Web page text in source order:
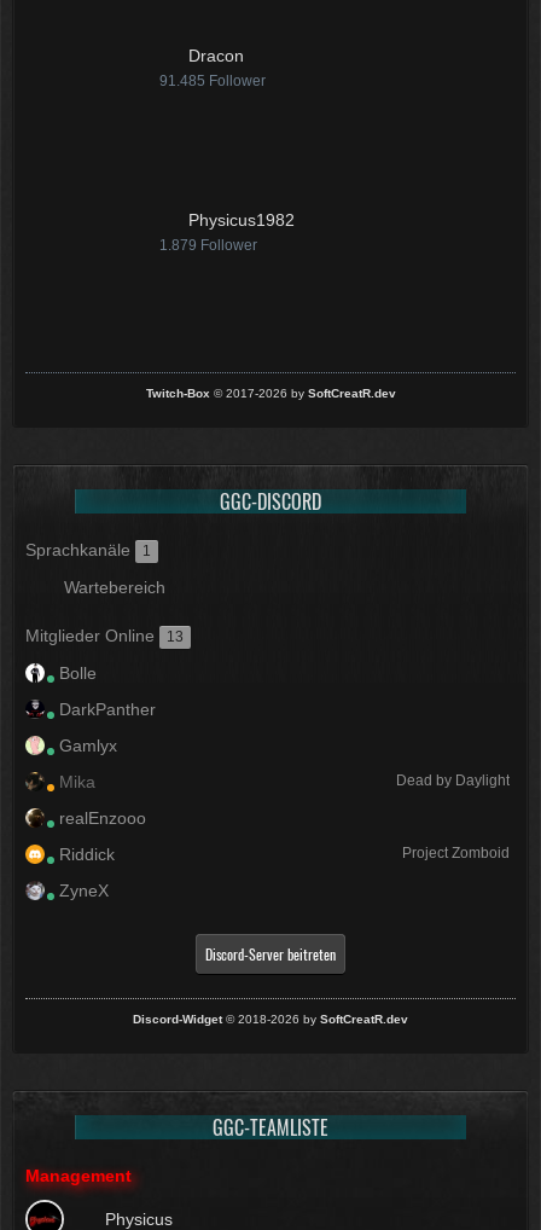
Dracon
91.485 Follower
Physicus1982
1.879 Follower
Twitch-Box© 2017-2026 by SoftCreatR.dev
GGC-DISCORD
Sprachkanäle 1
Wartebereich
Mitglieder Online 13
Bolle
DarkPanther
Gamlyx
Mika
Dead by Daylight
realEnzooo
Riddick
Project Zomboid
ZyneX
Discord-Server beitreten
Discord-Widget© 2018-2026 by SoftCreatR.dev
GGC-TEAMLISTE
Management
Physicus